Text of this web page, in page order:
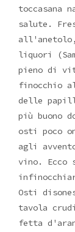
toccasana
salute.
liquori
pieno di
finocchio
delle
più buono
osti poco
agli
vino. Ecco
Osti
tavola
fetta